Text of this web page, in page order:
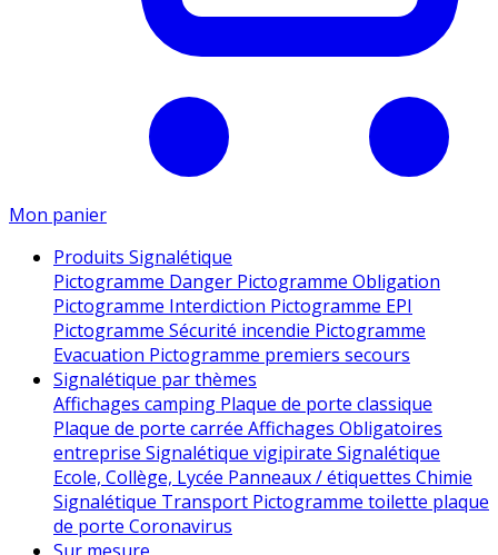
Mon panier
Produits Signalétique
Pictogramme Danger Pictogramme Obligation
Pictogramme Interdiction Pictogramme EPI
Pictogramme Sécurité incendie Pictogramme
Evacuation Pictogramme premiers secours
Signalétique par thèmes
Affichages camping Plaque de porte classique
Plaque de porte carrée Affichages Obligatoires
entreprise Signalétique vigipirate Signalétique
Ecole, Collège, Lycée Panneaux / étiquettes Chimie
Signalétique Transport Pictogramme toilette plaque
de porte Coronavirus